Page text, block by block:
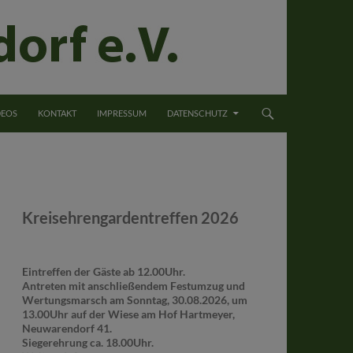
KONTAKT IMPRESSUM DATENSCHUTZ
Kreisehrengardentreffen 2026
Eintreffen der Gäste ab 12.00Uhr.
Antreten mit anschließendem Festumzug und
Wertungsmarsch am Sonntag, 30.08.2026, um
13.00Uhr auf der Wiese am Hof Hartmeyer,
Neuwarendorf 41.
Siegerehrung ca. 18.00Uhr.